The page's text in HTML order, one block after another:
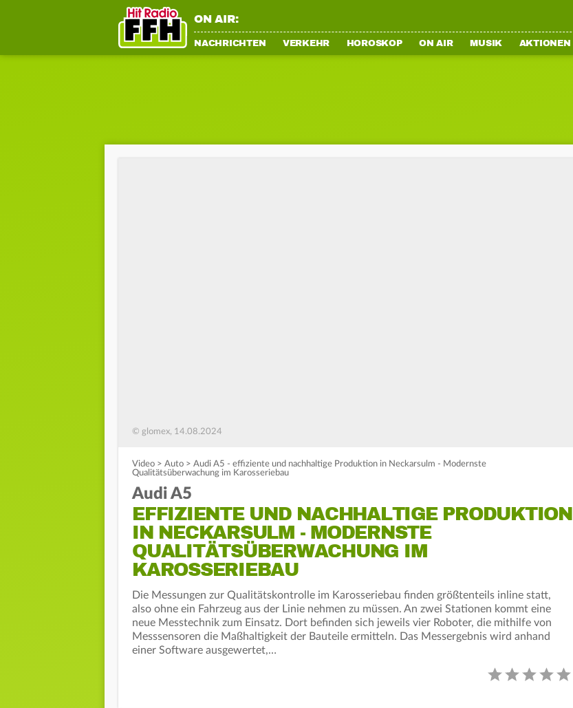
ON AIR:
NACHRICHTEN VERKEHR HOROSKOP ON AIR MUSIK AKTIONEN
© glomex, 14.08.2024
Video > Auto > Audi A5 - effiziente und nachhaltige Produktion in Neckarsulm - Modernste
Qualitätsüberwachung im Karosseriebau
Audi A5
EFFIZIENTE UND NACHHALTIGE PRODUKTION
IN NECKARSULM - MODERNSTE
QUALITÄTSÜBERWACHUNG IM
KAROSSERIEBAU
Die Messungen zur Qualitätskontrolle im Karosseriebau finden größtenteils inline statt,
also ohne ein Fahrzeug aus der Linie nehmen zu müssen. An zwei Stationen kommt eine
neue Messtechnik zum Einsatz. Dort befinden sich jeweils vier Roboter, die mithilfe von
Messsensoren die Maßhaltigkeit der Bauteile ermitteln. Das Messergebnis wird anhand
einer Software ausgewertet,…